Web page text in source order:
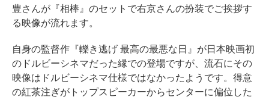
豊さんが『相棒』のセットで右京さんの扮装でご挨拶す
る映像が流れます。
自身の監督作『轢き逃げ 最高の最悪な日』が日本映画初
のドルビーシネマだった縁での登場ですが、流石にその
映像はドルビーシネマ仕様ではなかったようです。得意
の紅茶注ぎがトップスピーカーからセンターに偏位した